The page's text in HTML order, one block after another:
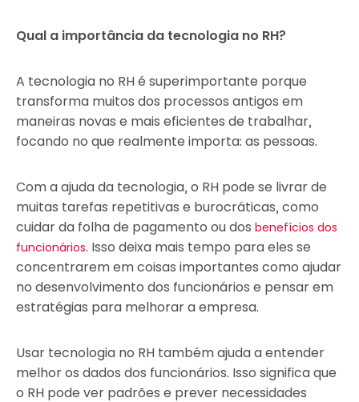
Qual a importância da tecnologia no RH?
A tecnologia no RH é superimportante porque
transforma muitos dos processos antigos em
maneiras novas e mais eficientes de trabalhar,
focando no que realmente importa: as pessoas.
Com a ajuda da tecnologia, o RH pode se livrar de
muitas tarefas repetitivas e burocráticas, como
cuidar da folha de pagamento ou dos benefícios dos
funcionários. Isso deixa mais tempo para eles se
concentrarem em coisas importantes como ajudar
no desenvolvimento dos funcionários e pensar em
estratégias para melhorar a empresa.
Usar tecnologia no RH também ajuda a entender
melhor os dados dos funcionários. Isso significa que
o RH pode ver padrões e prever necessidades